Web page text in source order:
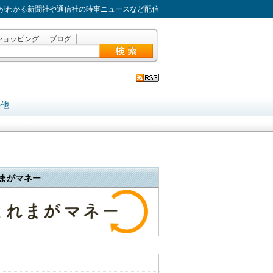
わかる新聞社や通信社の時事ニュースなど配信
ョッピング ブログ
がマネー